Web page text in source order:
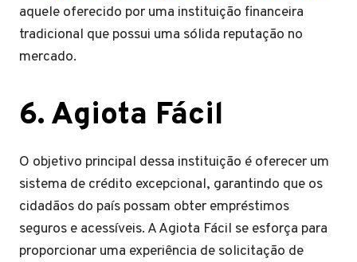
aquele oferecido por uma instituição financeira
tradicional que possui uma sólida reputação no
mercado.
6. Agiota Fácil
O objetivo principal dessa instituição é oferecer um
sistema de crédito excepcional, garantindo que os
cidadãos do país possam obter empréstimos
seguros e acessíveis. A Agiota Fácil se esforça para
proporcionar uma experiência de solicitação de